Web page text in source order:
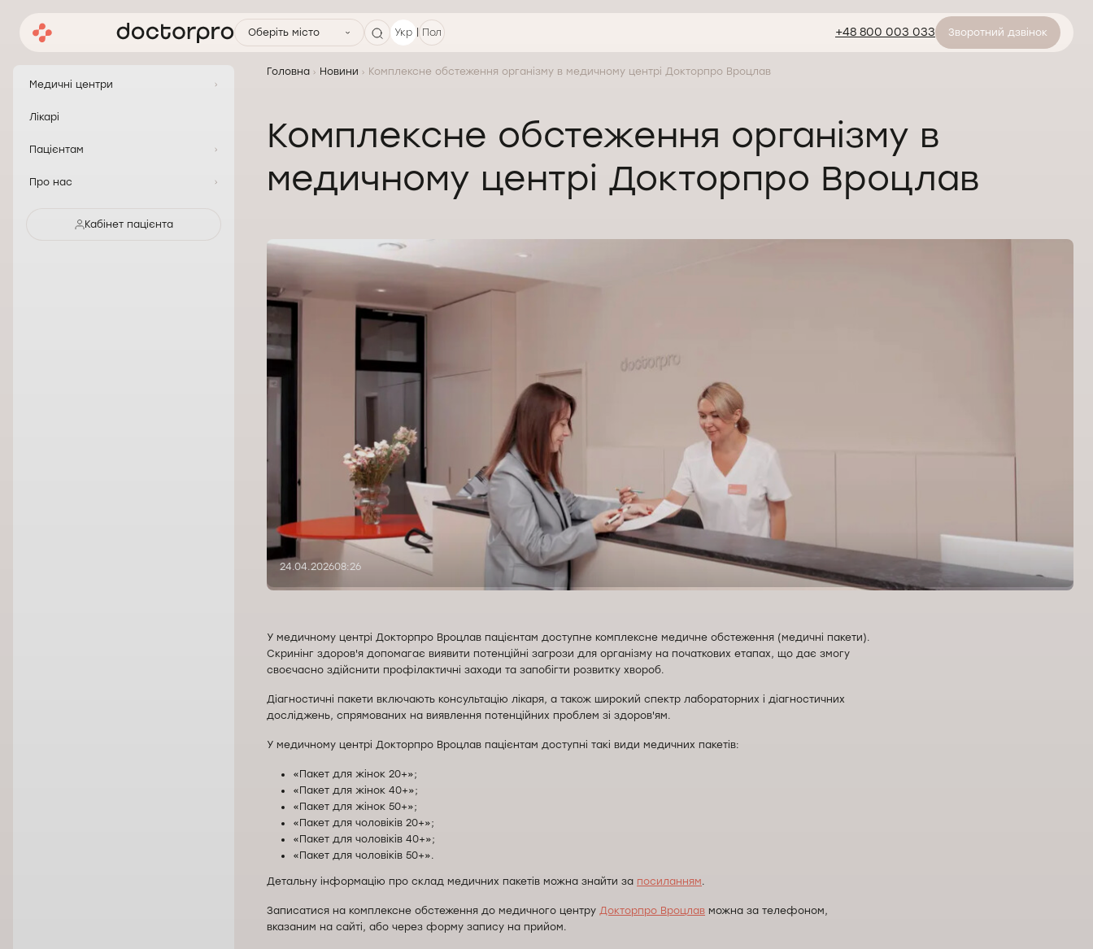
Оберіть місто Укр | Пол +48 800 003 033 Зворотний дзвінок
Медичні центри
Лікарі
Пацієнтам
Про нас
Кабінет пацієнта
Головна Новини Комплексне обстеження організму в медичному центрі Докторпро Вроцлав
Комплексне обстеження організму в
медичному центрі Докторпро Вроцлав
24.04.202608:26
У медичному центрі Докторпро Вроцлав пацієнтам доступне комплексне медичне обстеження (медичні пакети).
Скринінг здоров'я допомагає виявити потенційні загрози для організму на початкових етапах, що дає змогу
своєчасно здійснити профілактичні заходи та запобігти розвитку хвороб.
Діагностичні пакети включають консультацію лікаря, а також широкий спектр лабораторних і діагностичних
досліджень, спрямованих на виявлення потенційних проблем зі здоров'ям.
У медичному центрі Докторпро Вроцлав пацієнтам доступні такі види медичних пакетів:
«Пакет для жінок 20+»;
«Пакет для жінок 40+»;
«Пакет для жінок 50+»;
«Пакет для чоловіків 20+»;
«Пакет для чоловіків 40+»;
«Пакет для чоловіків 50+».
Детальну інформацію про склад медичних пакетів можна знайти за посиланням.
Записатися на комплексне обстеження до медичного центру Докторпро Вроцлав можна за телефоном,
вказаним на сайті, або через форму запису на прийом.